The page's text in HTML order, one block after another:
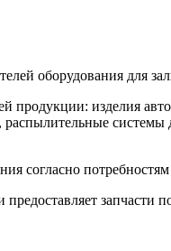
оборудования для
продукции: изделия
системы
согласно
запчасти